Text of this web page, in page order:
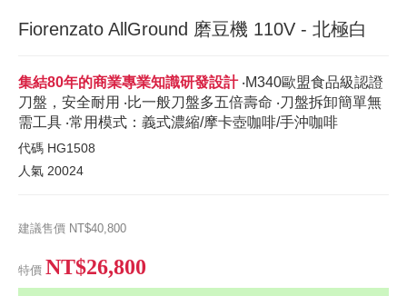
Fiorenzato AllGround 磨豆機 110V - 北極白
集結80年的商業專業知識研發設計‧M340歐盟食品級認證
刀盤，安全耐用 ‧比一般刀盤多五倍壽命 ‧刀盤拆卸簡單無
需工具 ‧常用模式：義式濃縮/摩卡壺咖啡/手沖咖啡
代碼 HG1508
人氣 20024
建議售價 NT$40,800
特價 NT$26,800